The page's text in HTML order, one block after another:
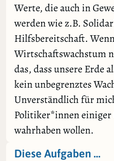
Werte, die auch in
werden wie z.B.
Hilfsbereitschaft.
Wirtschaftswachstum
das, dass unsere Erde
kein unbegrenztes
Unverständlich für
Politiker*innen einiger
wahrhaben wollen.
Diese Aufgaben …